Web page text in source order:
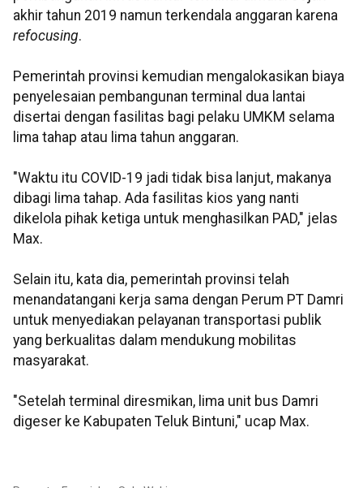
akhir tahun 2019 namun terkendala anggaran karena
refocusing.
Pemerintah provinsi kemudian mengalokasikan biaya
penyelesaian pembangunan terminal dua lantai
disertai dengan fasilitas bagi pelaku UMKM selama
lima tahap atau lima tahun anggaran.
"Waktu itu COVID-19 jadi tidak bisa lanjut, makanya
dibagi lima tahap. Ada fasilitas kios yang nanti
dikelola pihak ketiga untuk menghasilkan PAD," jelas
Max.
Selain itu, kata dia, pemerintah provinsi telah
menandatangani kerja sama dengan Perum PT Damri
untuk menyediakan pelayanan transportasi publik
yang berkualitas dalam mendukung mobilitas
masyarakat.
"Setelah terminal diresmikan, lima unit bus Damri
digeser ke Kabupaten Teluk Bintuni," ucap Max.